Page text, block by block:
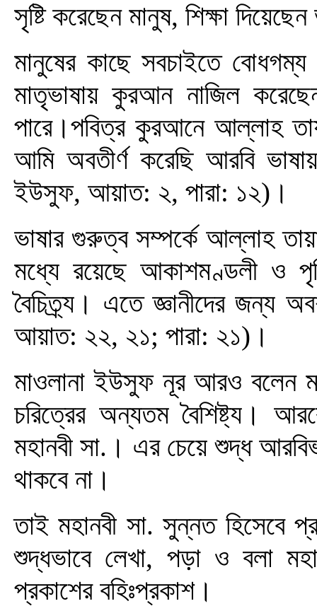
সৃষ্টি করেছেন মানুষ, শিক্ষা
মানুষের কাছে সবচাইতে
মাতৃভাষায় কুরআন নাজিল
পারে।পবিত্র কুরআনে আল্লাহ
আমি অবতীর্ণ করেছি আরবি
ইউসুফ, আয়াত: ২, পারা: ১২)।
ভাষার গুরুত্ব সম্পর্কে আল্লাহ
মধ্যে রয়েছে আকাশমণ্ডলী ও
বৈচিত্র্য। এতে জ্ঞানীদের জন্য
আয়াত: ২২, ২১; পারা: ২১)।
মাওলানা ইউসুফ নূর আরও বলেন
চরিত্রের অন্যতম বৈশিষ্ট্য।
মহানবী সা.। এর চেয়ে শুদ্ধ
থাকবে না।
তাই মহানবী সা. সুন্নত হিসেবে
শুদ্ধভাবে লেখা, পড়া ও বলা
প্রকাশের বহিঃপ্রকাশ।